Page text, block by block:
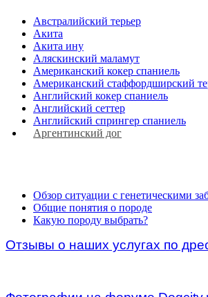
Австралийский терьер
Акита
Акита ину
Аляскинский маламут
Американский кокер спаниель
Американский стаффордширский
Английский кокер спаниель
Английский сеттер
Английский спрингер спаниель
Аргентинский дог
Oбзор cитуации с генетическими
Общие понятия о породе
Какую породу выбрать?
Отзывы о наших услугах по